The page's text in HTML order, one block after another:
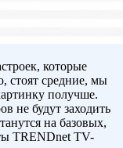
которые
стоят средние, мы
получше.
не будут заходить
на базовых,
TRENDnet TV-